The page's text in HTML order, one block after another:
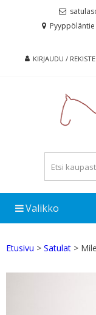
KIRJAUDU /
Valikko
Etusivu > Satulat >